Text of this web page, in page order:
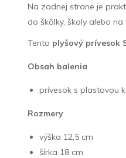
Na zadnej strane je
do škôlky, školy alebo
Tento plyšový prívesok
Obsah balenia
prívesok s plastovou
Rozmery
výška 12,5 cm
šírka 18 cm